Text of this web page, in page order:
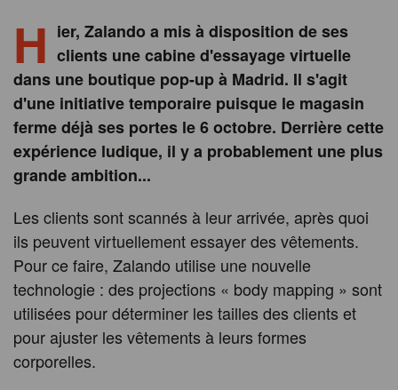
H ier, Zalando a mis à disposition de ses
clients une cabine d'essayage virtuelle
dans une boutique pop-up à Madrid. Il s'agit
d'une initiative temporaire puisque le magasin
ferme déjà ses portes le 6 octobre. Derrière cette
expérience ludique, il y a probablement une plus
grande ambition...
Les clients sont scannés à leur arrivée, après quoi
ils peuvent virtuellement essayer des vêtements.
Pour ce faire, Zalando utilise une nouvelle
technologie : des projections « body mapping » sont
utilisées pour déterminer les tailles des clients et
pour ajuster les vêtements à leurs formes
corporelles.